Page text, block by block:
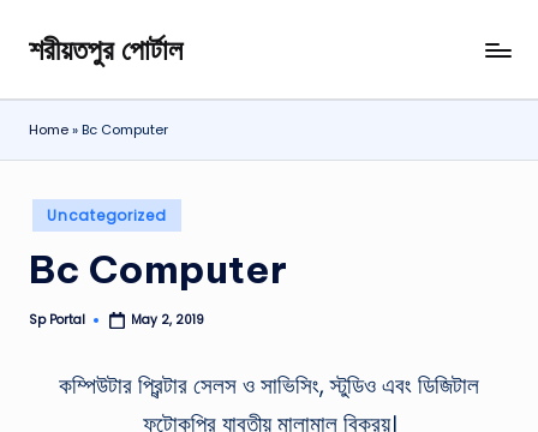
Skip
content
শরীয়তপুর পোর্টাল
শরীয়তপুর
জেলা
বিষয়ক
পোর্টাল
Home»Bc Computer
Posted
in
Uncategorized
Bc Computer
Posted
Sp Portal May 2, 2019
কম্পিউটার প্রিন্টার সেলস ও সাভিসিং, স্টুডিও এবং ডিজিটাল
ফটোকপির যাবতীয় মালামাল বিক্রয়।